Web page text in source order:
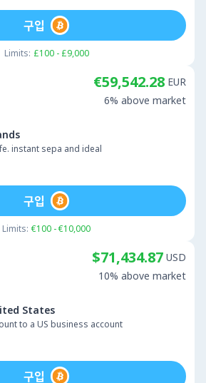
Limits: £100 - £9,000
구입
instant sepa and ideal
€59,542.28 EUR
6% above market
Limits: €100 - €10,000
구입
States
to a US business account
$71,434.87 USD
10% above market
구입